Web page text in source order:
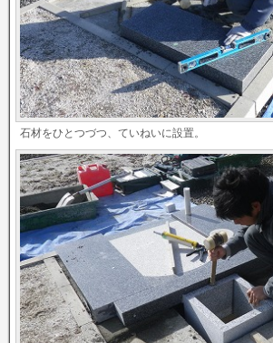
石材をひとつづつ、ていねいに設置。